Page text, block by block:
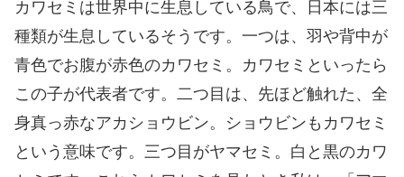
カワセミは世界中に生息している鳥で、日本には三
種類が生息しているそうです。一つは、羽や背中が
青色でお腹が赤色のカワセミ。カワセミといったら
この子が代表者です。二つ目は、先ほど触れた、全
身真っ赤なアカショウビン。ショウビンもカワセミ
という意味です。三つ目がヤマセミ。白と黒のカワ